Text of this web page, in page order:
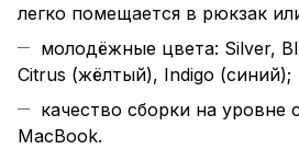
легко помещается в рюкзак
молодёжные цвета: Silver,
Citrus (жёлтый), Indigo (синий);
качество сборки на уровне
MacBook.